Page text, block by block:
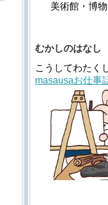
美術館・博
むかしのはなし
こうしてわたく
masausaお仕事